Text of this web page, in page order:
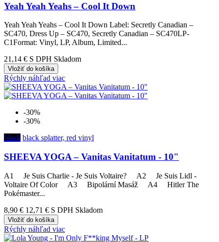
Yeah Yeah Yeahs – Cool It Down
Yeah Yeah Yeahs – Cool It Down Label: Secretly Canadian –
SC470, Dress Up – SC470, Secretly Canadian – SC470LP-
C1Format: Vinyl, LP, Album, Limited...
21,14 € S DPH Skladom
Vložiť do košíka
Rýchly náhľad viac
-30%
-30%
black black splatter, red vinyl
SHEEVA YOGA ‎– Vanitas Vanitatum - 10"
A1 Je Suis Charlie - Je Suis Voltaire? A2 Je Suis Lidl -
Voltaire Of Color A3 Bipolární Masáž A4 Hitler The
Pokémaster...
8,90 € 12,71 € S DPH Skladom
Vložiť do košíka
Rýchly náhľad viac